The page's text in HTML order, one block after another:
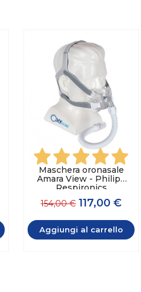
Maschera oronasale
Amara View - Philips
Respironics
154,00 € 117,00 €
Aggiungi al carrello